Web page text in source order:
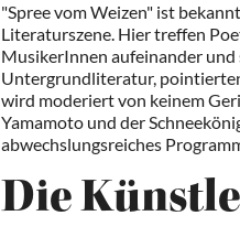
"Spree vom Weizen" ist
Literaturszene. Hier treffen
MusikerInnen aufeinander und
Untergrundliteratur,
wird moderiert von keinem
Yamamoto und der
abwechslungsreiches
Die